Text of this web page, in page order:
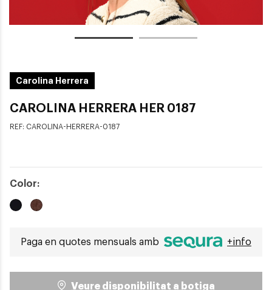
Carolina Herrera
CAROLINA HERRERA HER 0187
REF: CAROLINA-HERRERA-0187
Color:
Paga en quotes mensuals amb +info
Veure disponibilitat a botiga